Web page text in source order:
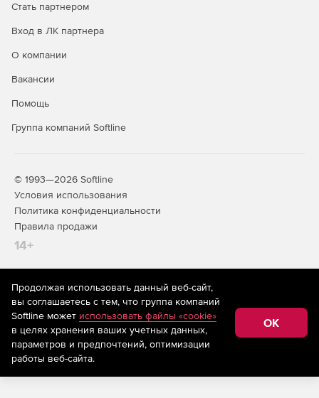
Стать партнером
Вход в ЛК партнера
О компании
Вакансии
Помощь
Группа компаний Softline
© 1993—2026 Softline
Условия использования
Политика конфиденциальности
Правила продажи
14+
На информационном ресурсе store.softline.ru применяются
рекомендательные технологии(информационные технологии
предоставления информации на основе сбора,
систематизации и анализа сведений, относящихся к
предпочтениям пользователей сети «Интернет»,
находящихся на территории Российской Федерации)
Продолжая использовать данный веб-сайт,
вы соглашаетесь с тем, что группа компаний
Softline может использовать файлы «cookie»
в целях хранения ваших учетных данных,
параметров и предпочтений, оптимизации
работы веб-сайта.
OK